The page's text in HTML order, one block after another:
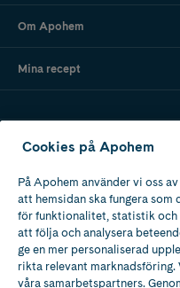
Om Apohem
Mina recept
Ladda ner vår app
Apotek med tillstånd
av Läkemedelsverket
Cookies på Apohem
På Apohem använder vi oss
att hemsidan ska fungera som
för funktionalitet, statistik och
att följa och analysera
ge en mer personaliserad
rikta relevant
våra samarbetspartners.